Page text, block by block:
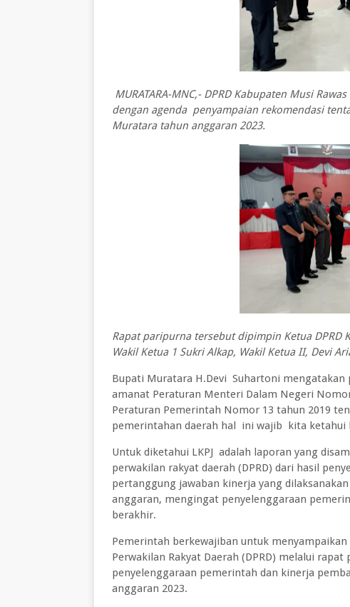
MURATARA-MNC,- DPRD Kabupaten Musi
dengan agenda penyampaian rekomendasi
Muratara tahun anggaran 2023.
Rapat paripurna tersebut dipimpin Ketua DPRD
Wakil Ketua 1 Sukri Alkap, Wakil Ketua II, Devi
Bupati Muratara H.Devi Suhartoni mengatakan
amanat Peraturan Menteri Dalam Negeri
Peraturan Pemerintah Nomor 13 tahun 2019
pemerintahan daerah hal ini wajib kita ketahui
Untuk diketahui LKPJ adalah laporan yang
perwakilan rakyat daerah (DPRD) dari hasil
pertanggung jawaban kinerja yang
anggaran, mengingat penyelenggaraan
berakhir.
Pemerintah berkewajiban untuk menyampaikan
Perwakilan Rakyat Daerah (DPRD) melalui
penyelenggaraan pemerintah dan kinerja
anggaran 2023.